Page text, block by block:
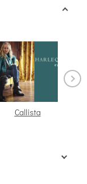
Callista